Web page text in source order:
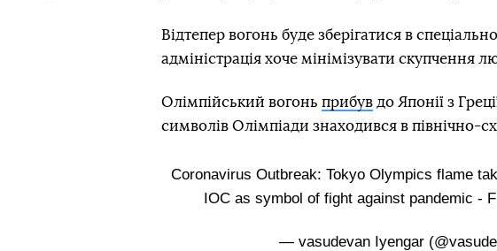
Відтепер вогонь буде зберігатися в
адміністрація хоче мінімізувати скупчення
Олімпійський вогонь прибув до Японії з
символів Олімпіади знаходився в північно-
Coronavirus Outbreak: Tokyo Olympics flame
IOC as symbol of fight against pandemic -
— vasudevan Iyengar